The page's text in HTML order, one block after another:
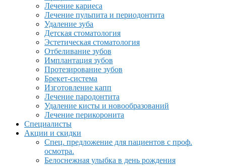
Лечение кариеса
Лечение пульпита и периодонтита
Удаление зуба
Детская стоматология
Эстетическая стоматология
Отбеливание зубов
Имплантация зубов
Протезирование зубов
Брекет-система
Изготовление капп
Лечение пародонтита
Удаление кисты и новообразований
Лечение перикоронита
Специалисты
Акции и скидки
Спец. предложение для пациентов с проф.
осмотра.
Белоснежная улыбка в день рождения